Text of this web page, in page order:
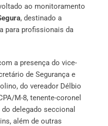
ao monitoramento
, destinado a
para profissionais da
a presença do vice-
de Segurança e
do vereador Délbio
M-8, tenente-coronel
delegado seccional
além de outras